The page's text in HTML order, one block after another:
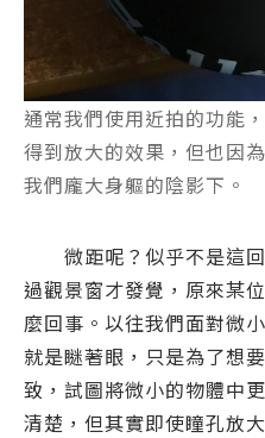
通常我們使用近拍的功能
得到放大的效果，但也因
我們龐大身軀的陰影下。
微距呢？似乎不是這回
過觀景窗才發覺，原來某
麼回事。以往我們面對微
就是瞇著眼，只是為了想
致，試圖將微小的物體中
清楚，但其實即使瞳孔放